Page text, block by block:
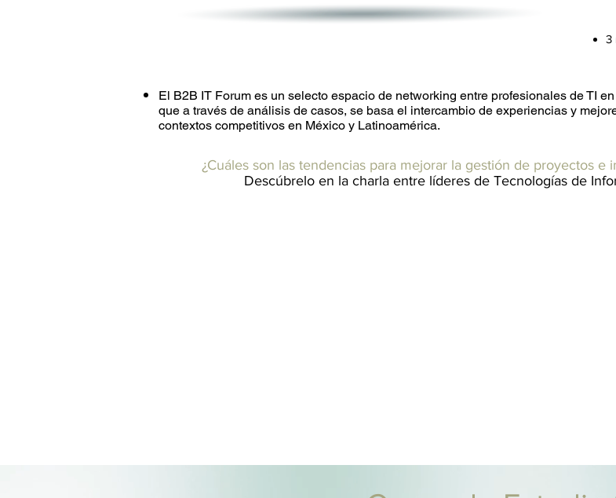
3
El B2B IT Forum es un selecto espacio de networking entre profesionales de TI
que a través de análisis de casos, se basa el intercambio de experiencias y
contextos competitivos en México y Latinoamérica.
¿Cuáles son las tendencias para mejorar la gestión de proyectos e
Descúbrelo en la charla entre líderes de Tecnologías de